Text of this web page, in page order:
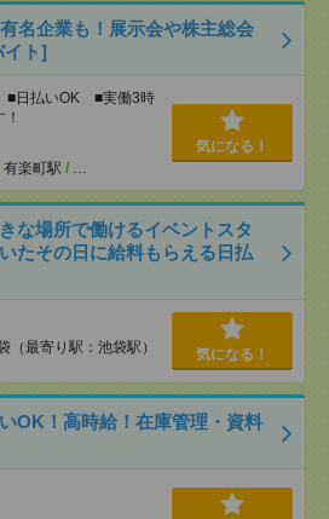
名企業も！展示会や株主総会
イト]
■日払いOK ■実働3時
有楽町駅 / …
気になる！
な場所で働けるイベントスタ
たその日に給料もらえる日払
（最寄り駅：池袋駅） 気になる！
OK！高時給！在庫管理・資料